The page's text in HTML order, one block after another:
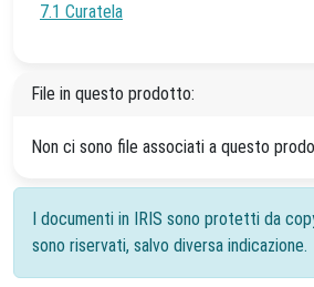
7.1 Curatela
File in questo prodotto:
Non ci sono file associati a questo
I documenti in IRIS sono protetti da
sono riservati, salvo diversa indicazione.